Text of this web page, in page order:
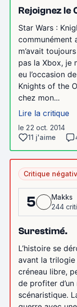
Rejoignez le
Star Wars :
communément
m’avait
pas la Xbox, je
eu l’occasion
Knights of the
chez mon...
Lire la critique
le 22 oct. 2014
11 j'aime
Critique
5
Makks
244
Surestimé.
L’histoire se
avant la trilogie
créneau libre,
de profiter
scénaristique.